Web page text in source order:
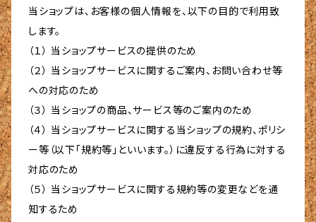
当ショップは、お客様の個人情報を、以下の目的で利用致
します。
（１） 当ショップサービスの提供のため
（２） 当ショップサービスに関するご案内、お問い合わせ等
への対応のため
（３） 当ショップの商品、サービス等のご案内のため
（４） 当ショップサービスに関する当ショップの規約、ポリシ
ー等（以下「規約等」といいます。）に違反する行為に対する
対応のため
（５） 当ショップサービスに関する規約等の変更などを通
知するため